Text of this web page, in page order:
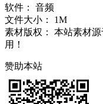
软件：
音频
文件大小：
1M
素材版权：
本站素材
用！
赞助本站